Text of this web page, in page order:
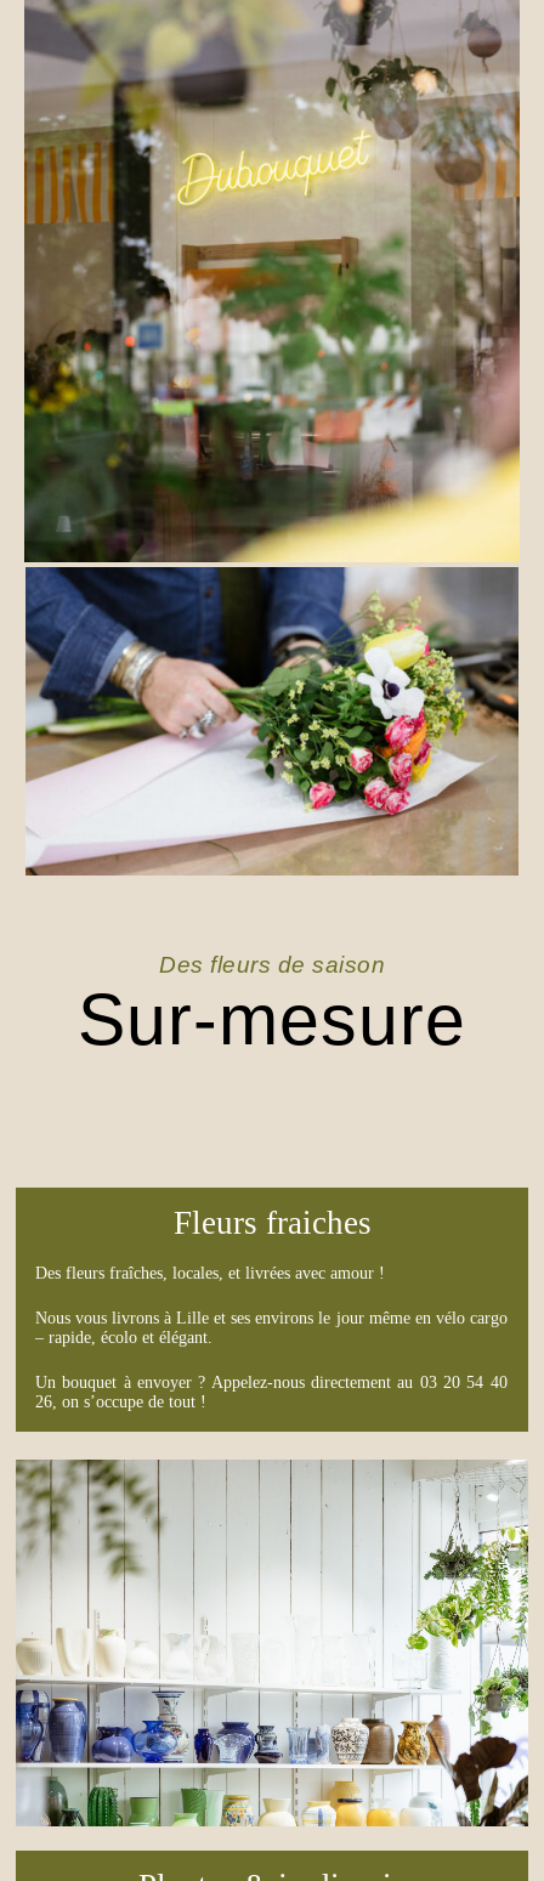
Des fleurs de saison
Sur-mesure
Fleurs fraiches
Des fleurs fraîches, locales, et livrées avec amour !
Nous vous livrons à Lille et ses environs le jour même en vélo cargo
– rapide, écolo et élégant.
Un bouquet à envoyer ? Appelez-nous directement au 03 20 54 40
26, on s’occupe de tout !